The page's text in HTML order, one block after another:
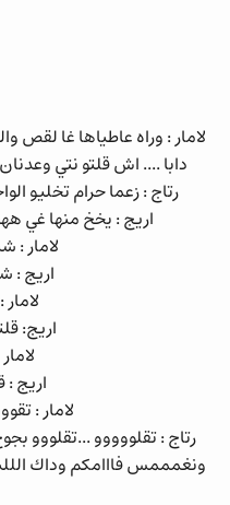
لامار : وراه عاطياها غا
دابا .... اش قلتو نتي
رتاج : زعما حرام تخليو
اريج : يخخ منها غي
لامار :
اريج :
اريج:
اريج :
لامار :
رتاج : تقلووووو ...تقلووو
ونغمممس فااامكم وداك